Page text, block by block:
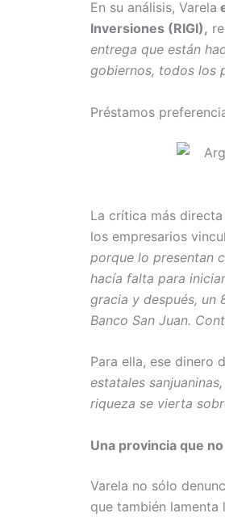
En su análisis, Varela
Inversiones (RIGI),
entrega que están
gobiernos, todos los
Préstamos
La crítica más
los empresarios
porque lo presentan
hacía falta para
gracia y después, un
Banco San Juan.
Para ella, ese dinero
estatales
riqueza se vierta
Una provincia que
Varela no sólo
que también lamenta